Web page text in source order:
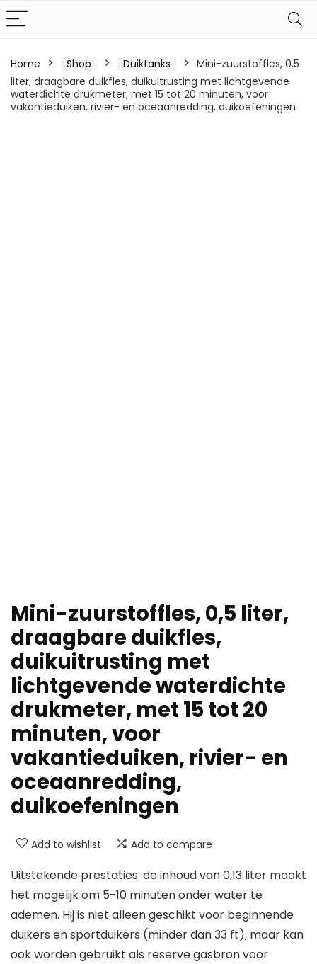
Home Shop Duiktanks
Mini-zuurstoffles, 0,5
liter, draagbare duikfles, duikuitrusting met lichtgevende
waterdichte drukmeter, met 15 tot 20 minuten, voor
vakantieduiken, rivier- en oceaanredding, duikoefeningen
Mini-zuurstoffles, 0,5 liter,
draagbare duikfles,
duikuitrusting met
lichtgevende waterdichte
drukmeter, met 15 tot 20
minuten, voor
vakantieduiken, rivier- en
oceaanredding,
duikoefeningen
Add to wishlist Add to compare
Uitstekende prestaties: de inhoud van 0,13 liter maakt
het mogelijk om 5-10 minuten onder water te
ademen. Hij is niet alleen geschikt voor beginnende
duikers en sportduikers (minder dan 33 ft), maar kan
ook worden gebruikt als reserve gasbron voor